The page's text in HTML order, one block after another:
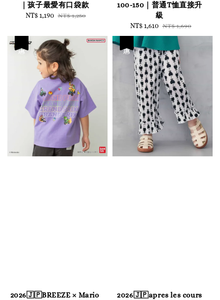
｜孩子最愛有口袋款
Sale
NT$ 1,190 Regular
NT$ 1,250
100-150｜普通T恤直接升
級
Sale
price
NT$ 1,610 Regular
price
NT$ 1,690
2026🇯🇵BREEZE × Mario
2026🇯🇵apres les cours